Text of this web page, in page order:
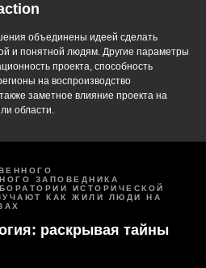
объединены идеей сделать
и понятной людям. Другие параметры
проекта, способность
на воспроизводство
заметное влияние проекта на
области.
ЗАПОВЕДНИКА
ИСТОРИЧЕСКОЙ
КАК ЖИЛИ ЛЮДИ НА
раскрывая тайны